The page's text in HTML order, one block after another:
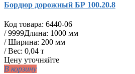
Бордюр дорожный БР 100.20.8
Код товара: 6440-06
/9999Длина: 1000 мм
/ Ширина: 200 мм
/ Вес: 0,04 т
Цену уточняйте
В корзину